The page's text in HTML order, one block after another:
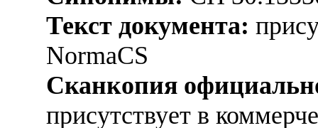
Текст документа:
NormaCS
Сканкопия
присутствует в